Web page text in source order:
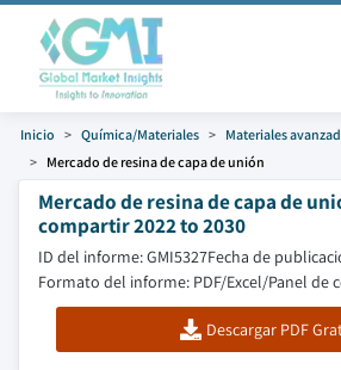
Inicio Química/Materiales
Materiales
Mercado de resina de capa de unión
Mercado de resina de capa de
compartir 2022 to 2030
ID del informe: GMI5327Fecha de
Formato del informe: PDF/Excel/Panel
Descargar PDF